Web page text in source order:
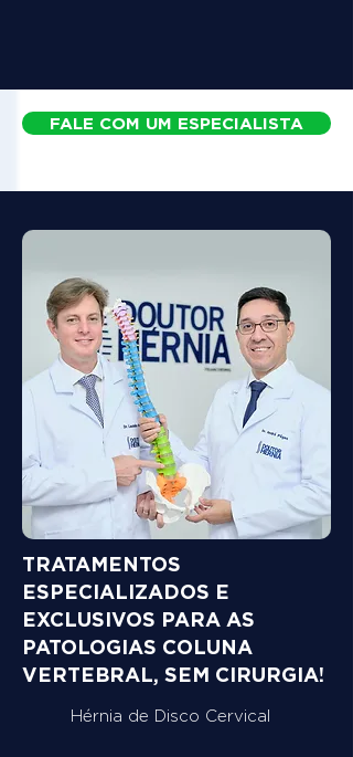
FALE COM UM ESPECIALISTA
TRATAMENTOS
ESPECIALIZADOS E
EXCLUSIVOS PARA AS
PATOLOGIAS COLUNA
VERTEBRAL, SEM CIRURGIA!
Hérnia de Disco Cervical